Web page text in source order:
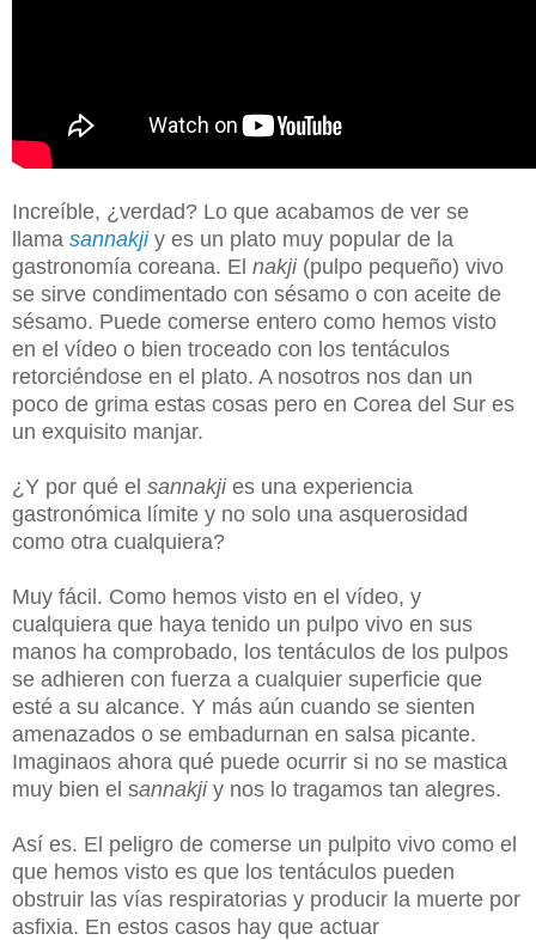
Increíble, ¿verdad? Lo que acabamos de ver se
llama sannakjiy es un plato muy popular de la
gastronomía coreana. El nakji(pulpo pequeño) vivo
se sirve condimentado con sésamo o con aceite de
sésamo. Puede comerse entero como hemos visto
en el vídeo o bien troceado con los tentáculos
retorciéndose en el plato. A nosotros nos dan un
poco de grima estas cosas pero en Corea del Sur es
un exquisito manjar.
¿Y por qué el sannakjies una experiencia
gastronómica límite y no solo una asquerosidad
como otra cualquiera?
Muy fácil. Como hemos visto en el vídeo, y
cualquiera que haya tenido un pulpo vivo en sus
manos ha comprobado, los tentáculos de los pulpos
se adhieren con fuerza a cualquier superficie que
esté a su alcance. Y más aún cuando se sienten
amenazados o se embadurnan en salsa picante.
Imaginaos ahora qué puede ocurrir si no se mastica
muy bien el sannakji y nos lo tragamos tan alegres.
Así es. El peligro de comerse un pulpito vivo como el
que hemos visto es que los tentáculos pueden
obstruir las vías respiratorias y producir la muerte por
asfixia. En estos casos hay que actuar